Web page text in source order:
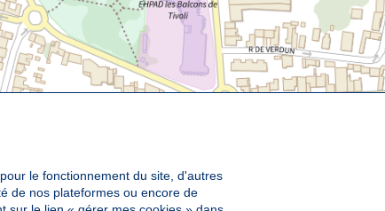
le fonctionnement du site, d'autres
de nos plateformes ou encore de